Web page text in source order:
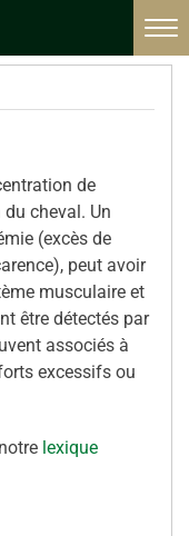
de
cheval. Un
(excès de
peut avoir
musculaire et
être détectés par
associés à
excessifs ou
lexique